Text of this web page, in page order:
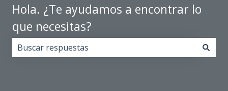
Hola. ¿Te ayudamos a encontrar lo
que necesitas?